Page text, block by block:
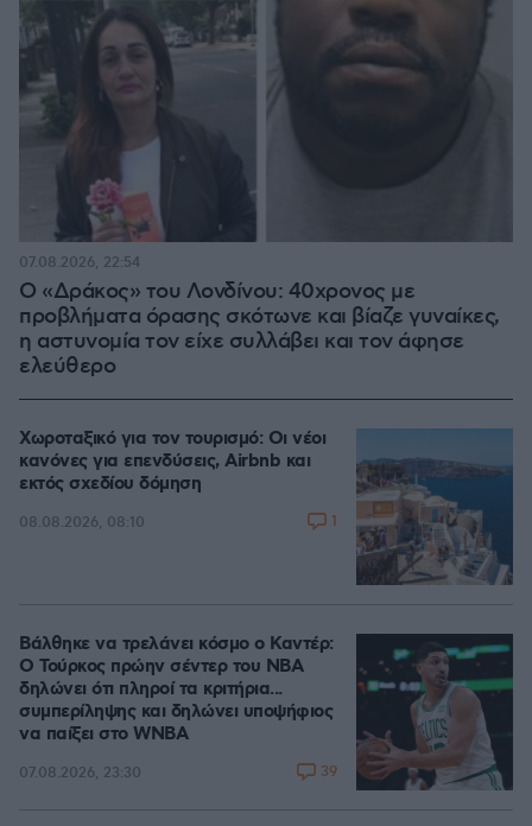
Ο «Δράκος» του Λονδίνου: 40χρονος με
προβλήματα όρασης σκότωνε και βίαζε γυναίκες,
η αστυνομία τον είχε συλλάβει και τον άφησε
ελεύθερο
07.08.2026, 22:54
Χωροταξικό για τον τουρισμό: Οι νέοι
κανόνες για επενδύσεις, Airbnb και
εκτός σχεδίου δόμηση
08.08.2026, 08:10 1
Βάλθηκε να τρελάνει κόσμο ο Καντέρ:
Ο Τούρκος πρώην σέντερ του NBA
δηλώνει ότι πληροί τα κριτήρια...
συμπερίληψης και δηλώνει υποψήφιος
να παίξει στο WNBA
07.08.2026, 23:30 39